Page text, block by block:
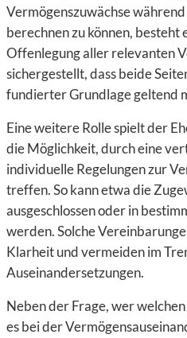
Vermögenszuwächse
berechnen zu können, besteht
Offenlegung aller relevanten
sichergestellt, dass beide
fundierter Grundlage geltend
Eine weitere Rolle spielt der
die Möglichkeit, durch eine
individuelle Regelungen zur
treffen. So kann etwa die
ausgeschlossen oder in
werden. Solche
Klarheit und vermeiden im
Auseinandersetzungen.
Neben der Frage, wer
es bei der